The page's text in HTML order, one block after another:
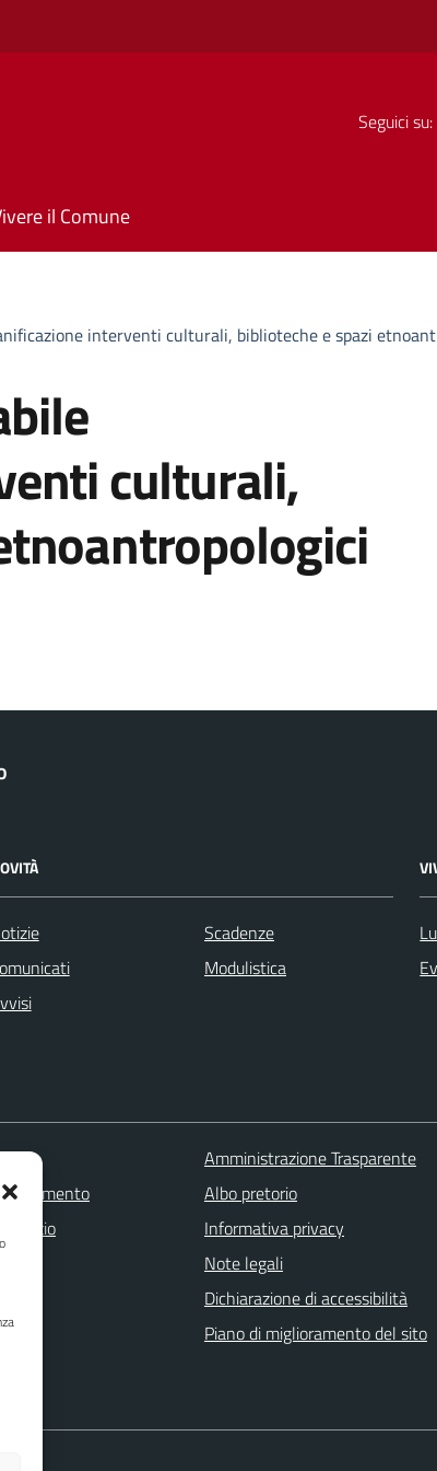
Seguici su:
il Comune
interventi culturali, biblioteche e spazi
culturali,
Scadenze
Modulistica
Amministrazione Trasparente
Albo pretorio
Informativa privacy
Note legali
Dichiarazione di accessibilità
Piano di miglioramento del sito